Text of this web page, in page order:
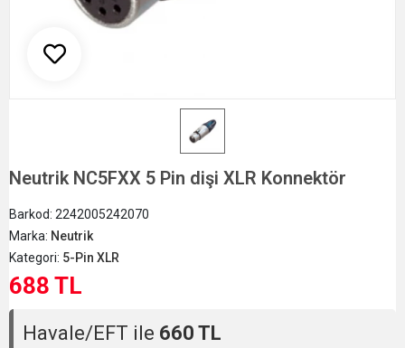
Neutrik NC5FXX 5 Pin dişi XLR Konnektör
Barkod: 2242005242070
Marka: Neutrik
Kategori: 5-Pin XLR
688 TL
Havale/EFT ile 660 TL